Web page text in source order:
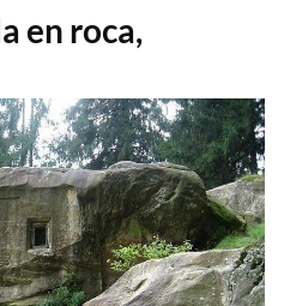
en roca,